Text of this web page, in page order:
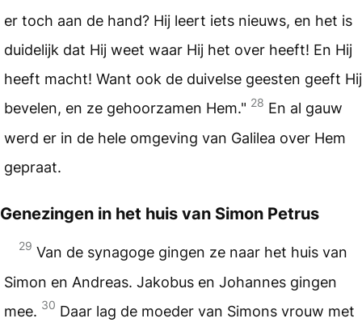
er toch aan de hand? Hij leert iets nieuws, en het is
duidelijk dat Hij weet waar Hij het over heeft! En Hij
heeft macht! Want ook de duivelse geesten geeft Hij
bevelen, en ze gehoorzamen Hem." 28 En al gauw
werd er in de hele omgeving van Galilea over Hem
gepraat.
Genezingen in het huis van Simon Petrus
29 Van de synagoge gingen ze naar het huis van
Simon en Andreas. Jakobus en Johannes gingen
mee. 30 Daar lag de moeder van Simons vrouw met